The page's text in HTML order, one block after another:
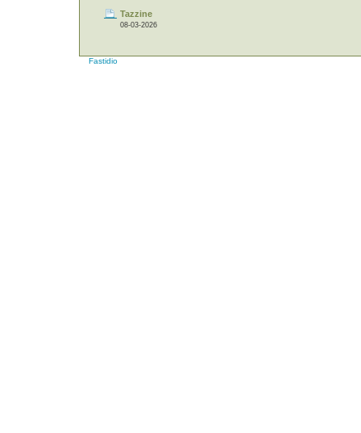
Tazzine
08-03-2026
Fastidio